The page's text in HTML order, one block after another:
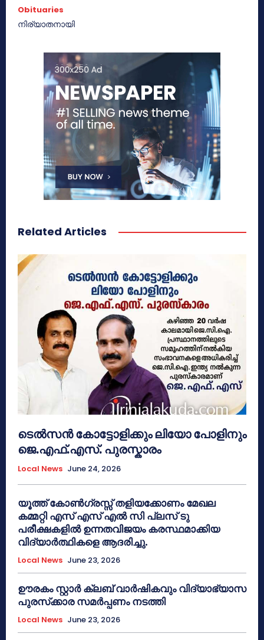
Obituaries
നിര്യാതനായി
Related Articles
ടെൽസൻ കോട്ടോളിക്കും ലിയോ പോളിനും
ജെ.എഫ്.എസ്. പുരസ്കാരം
Local News June 24, 2026
യൂത്ത് കോൺഗ്രസ്സ് തളിയക്കോണം മേഖല
കമ്മറ്റി എസ് എസ് എൽ സി പ്ലസ് ടു
പരീക്ഷകളിൽ ഉന്നതവിജയം കരസ്ഥമാക്കിയ
വിദ്യാർത്ഥികളെ ആദരിച്ചു.
Local News June 23, 2026
ഊരകം സ്റ്റാർ ക്ലബ് വാർഷികവും വിദ്യാഭ്യാസ
പുരസ്‌ക്കാര സമർപ്പണം നടത്തി
Local News June 23, 2026